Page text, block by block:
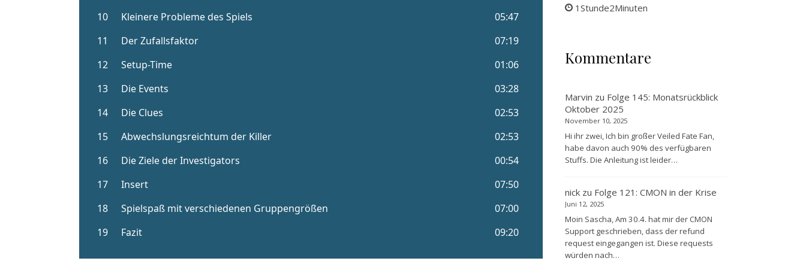
1Stunde2Minuten
Kommentare
Marvin zu Folge 145: Monatsrückblick
Oktober 2025
November 10, 2025
Hi ihr zwei, Ich bin großer Veiled Fate Fan,
habe davon auch 90% des verfügbaren
Stuffs. Die Anleitung ist leider…
nick zu Folge 121: CMON in der Krise
Juni 12, 2025
Moin Sascha, Am 30.4. hat mir der CMON
Support geschrieben, dass der refund
request eingegangen ist. Diese requests
würden nach…